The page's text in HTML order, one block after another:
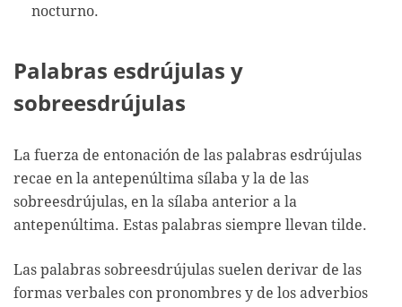
nocturno.
Palabras esdrújulas y
sobreesdrújulas
La fuerza de entonación de las palabras esdrújulas
recae en la antepenúltima sílaba y la de las
sobreesdrújulas, en la sílaba anterior a la
antepenúltima. Estas palabras siempre llevan tilde.
Las palabras sobreesdrújulas suelen derivar de las
formas verbales con pronombres y de los adverbios